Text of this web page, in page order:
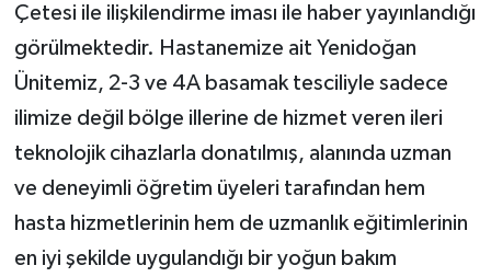
Çetesi ile ilişkilendirme iması ile haber yayınlandığı
görülmektedir. Hastanemize ait Yenidoğan
Ünitemiz, 2-3 ve 4A basamak tesciliyle sadece
ilimize değil bölge illerine de hizmet veren ileri
teknolojik cihazlarla donatılmış, alanında uzman
ve deneyimli öğretim üyeleri tarafından hem
hasta hizmetlerinin hem de uzmanlık eğitimlerinin
en iyi şekilde uygulandığı bir yoğun bakım